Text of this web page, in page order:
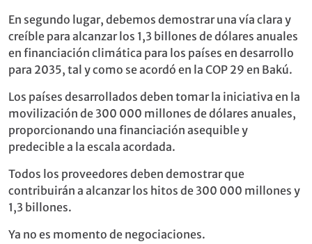
En segundo lugar, debemos demostrar una vía clara y
creíble para alcanzar los 1,3 billones de dólares anuales
en financiación climática para los países en desarrollo
para 2035, tal y como se acordó en la COP 29 en Bakú.
Los países desarrollados deben tomar la iniciativa en la
movilización de 300 000 millones de dólares anuales,
proporcionando una financiación asequible y
predecible a la escala acordada.
Todos los proveedores deben demostrar que
contribuirán a alcanzar los hitos de 300 000 millones y
1,3 billones.
Ya no es momento de negociaciones.